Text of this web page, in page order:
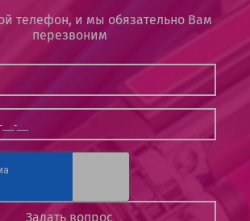
телефон, и мы обязательно Вам
перезвоним